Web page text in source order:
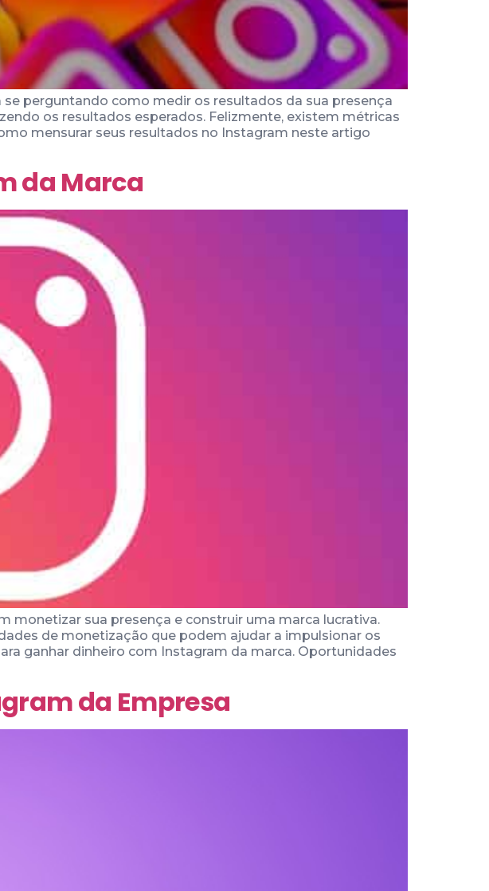
perguntando como medir os resultados da sua presença
os resultados esperados. Felizmente, existem métricas
mensurar seus resultados no Instagram neste artigo
da Marca
monetizar sua presença e construir uma marca lucrativa.
de monetização que podem ajudar a impulsionar os
ganhar dinheiro com Instagram da marca. Oportunidades
da Empresa